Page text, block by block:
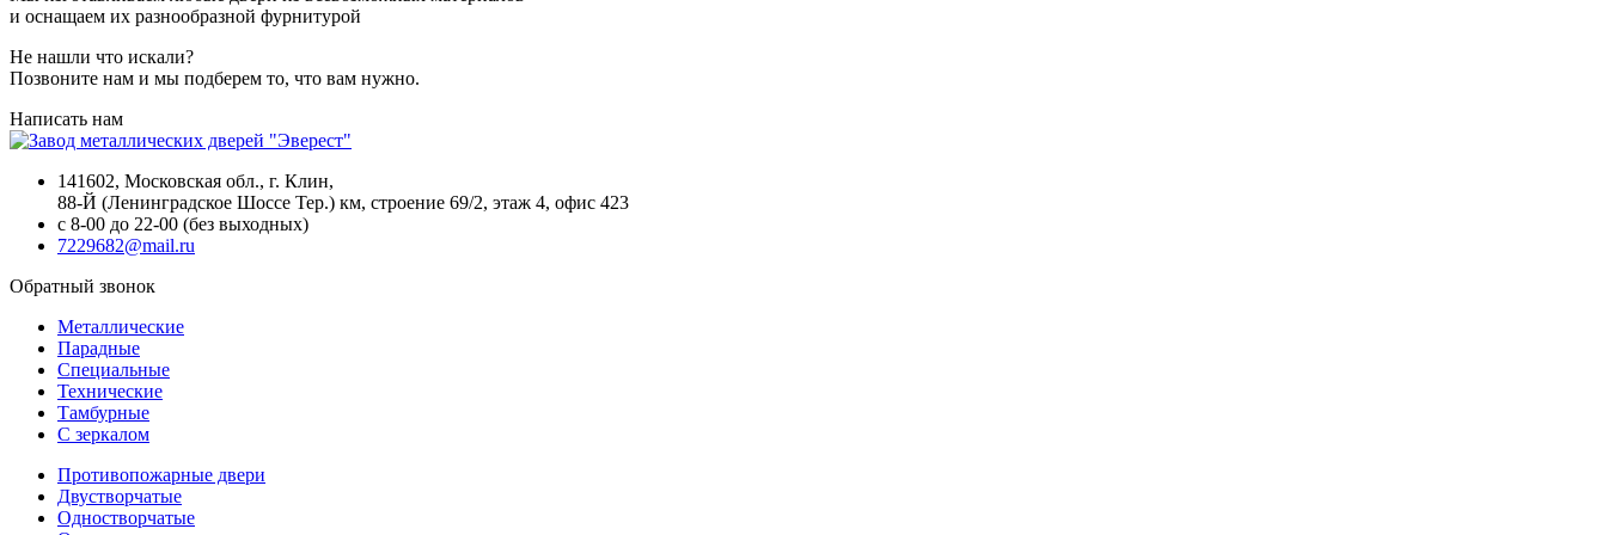
и оснащаем их разнообразной фурнитурой
Не нашли что искали?
Позвоните нам и мы подберем то, что вам нужно.
Написать нам
141602, Московская обл., г. Клин,
88-Й (Ленинградское Шоссе Тер.) км, строение 69/2, этаж 4, офис 423
с 8-00 до 22-00 (без выходных)
7229682@mail.ru
Обратный звонок
Металлические
Парадные
Специальные
Технические
Тамбурные
С зеркалом
Противопожарные двери
Двустворчатые
Одностворчатые